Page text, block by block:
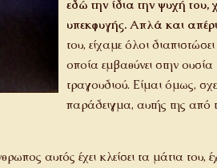
εδώ την ίδια την ψυχή του,
υπεκφυγής. Απλά και
του, είχαμε όλοι
οποία εμβαθύνει στην
τραγουδιού. Είμαι όμως,
παράδειγμα, αυτής της από
αυτός έχει κλείσει τα μάτια του,